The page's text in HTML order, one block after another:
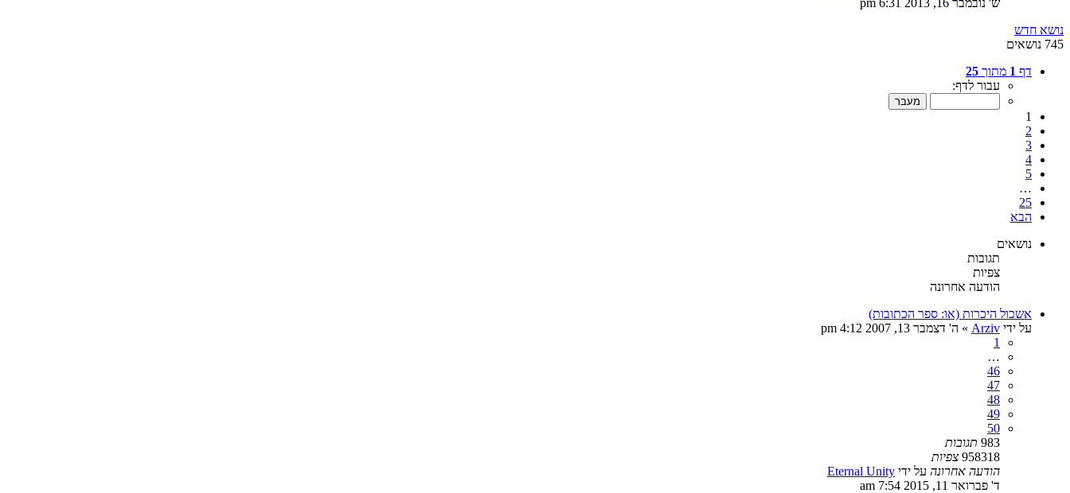
נושא חדש
745 נושאים
דף 1 מתוך 25
עבור לדף:
1
2
3
4
5
…
25
הבא
נושאים
תגובות
צפיות
הודעה אחרונה
אשכול היכרות (או: ספר הכתובות)
על ידי Arziv
» ה' דצמבר 13, 2007 4:12 pm
1
…
46
47
48
49
50
983 תגובות
958318 צפיות
הודעה אחרונה על ידי Eternal Unity
ד' פברואר 11, 2015 7:54 am